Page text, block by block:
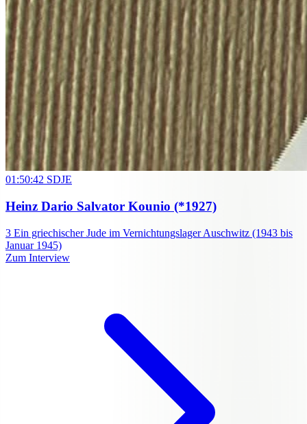
01:50:42 SDJE
Heinz Dario Salvator Kounio (*1927)
3 Ein griechischer Jude im Vernichtungslager Auschwitz (1943 bis
Januar 1945)
Zum Interview